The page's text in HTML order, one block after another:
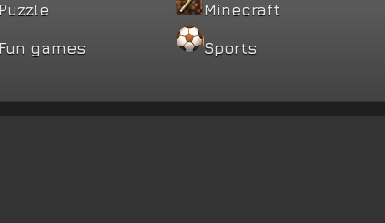
Puzzle Minecraft
Fun games Sports